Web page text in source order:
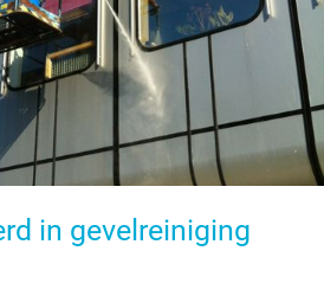
in gevelreiniging